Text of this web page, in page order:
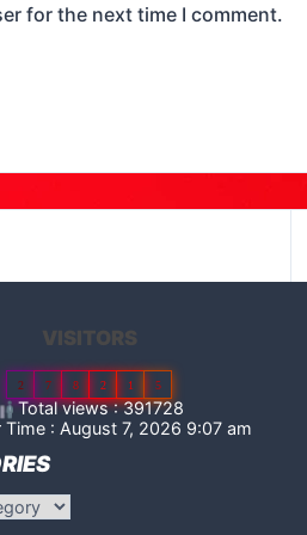
for the next time I comment.
VISITORS
2 7 8 2 1 5
Total views : 391728
Time : August 7, 2026 9:07 am